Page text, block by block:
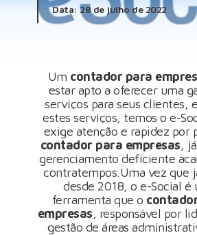
Data: 28 de julho de 2022
Um contador para
estar apto a oferecer uma
serviços para seus clientes,
estes serviços, temos o e-
exige atenção e rapidez por
contador para empresas,
gerenciamento deficiente
contratempos.Uma vez que
desde 2018, o e-Social é
ferramenta que o
empresas, responsável por
gestão de áreas